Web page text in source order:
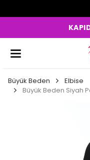
Büyük Beden
Elbise
Büyük Beden Siyah